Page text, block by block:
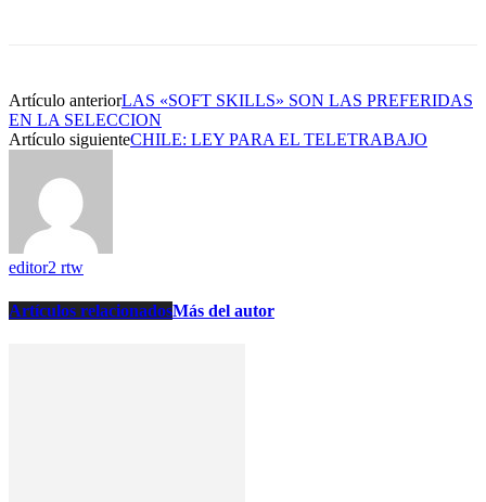
Artículo anteriorLAS «SOFT SKILLS» SON LAS PREFERIDAS
EN LA SELECCION
Artículo siguienteCHILE: LEY PARA EL TELETRABAJO
editor2 rtw
Artículos relacionadosMás del autor